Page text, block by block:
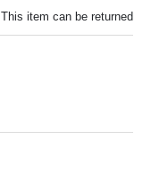
This item can be returned